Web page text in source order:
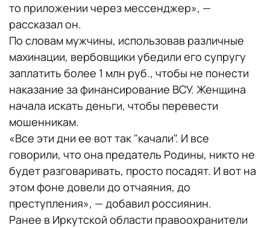
то приложении через мессенджер», —
рассказал он.
По словам мужчины, использовав различные
махинации, вербовщики убедили его супругу
заплатить более 1 млн руб., чтобы не понести
наказание за финансирование ВСУ. Женщина
начала искать деньги, чтобы перевести
мошенникам.
«Все эти дни ее вот так "качали". И все
говорили, что она предатель Родины, никто не
будет разговаривать, просто посадят. И вот на
этом фоне довели до отчаяния, до
преступления», — добавил россиянин.
Ранее в Иркутской области правоохранители